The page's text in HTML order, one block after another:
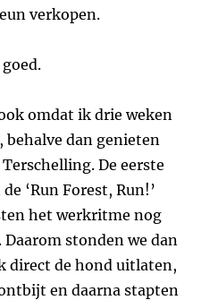
verkopen.
omdat ik drie weken
behalve dan genieten
De eerste
‘Run Forest, Run!’
het werkritme nog
stonden we dan
direct de hond uitlaten,
en daarna stapten